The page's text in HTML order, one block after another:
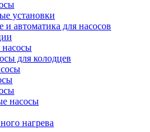
установки
автоматика для насосов
для колодцев
насосы
нагрева